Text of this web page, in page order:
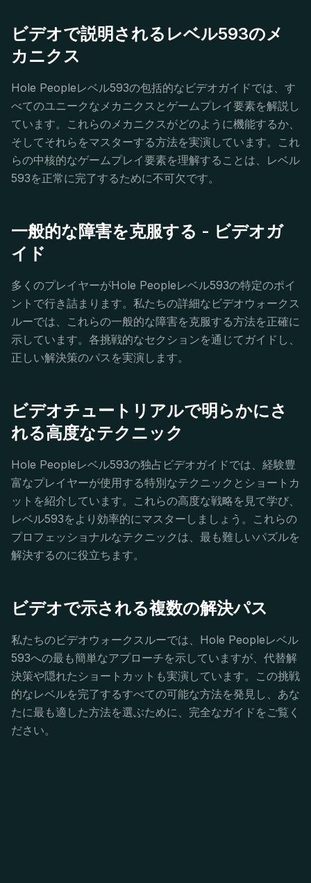
ビデオで説明されるレベル593のメ
カニクス
Hole Peopleレベル593の包括的なビデオガイドでは、す
べてのユニークなメカニクスとゲームプレイ要素を解説し
ています。これらのメカニクスがどのように機能するか、
そしてそれらをマスターする方法を実演しています。これ
らの中核的なゲームプレイ要素を理解することは、レベル
593を正常に完了するために不可欠です。
一般的な障害を克服する - ビデオガ
イド
多くのプレイヤーがHole Peopleレベル593の特定のポイ
ントで行き詰まります。私たちの詳細なビデオウォークス
ルーでは、これらの一般的な障害を克服する方法を正確に
示しています。各挑戦的なセクションを通じてガイドし、
正しい解決策のパスを実演します。
ビデオチュートリアルで明らかにさ
れる高度なテクニック
Hole Peopleレベル593の独占ビデオガイドでは、経験豊
富なプレイヤーが使用する特別なテクニックとショートカ
ットを紹介しています。これらの高度な戦略を見て学び、
レベル593をより効率的にマスターしましょう。これらの
プロフェッショナルなテクニックは、最も難しいパズルを
解決するのに役立ちます。
ビデオで示される複数の解決パス
私たちのビデオウォークスルーでは、Hole Peopleレベル
593への最も簡単なアプローチを示していますが、代替解
決策や隠れたショートカットも実演しています。この挑戦
的なレベルを完了するすべての可能な方法を発見し、あな
たに最も適した方法を選ぶために、完全なガイドをご覧く
ださい。